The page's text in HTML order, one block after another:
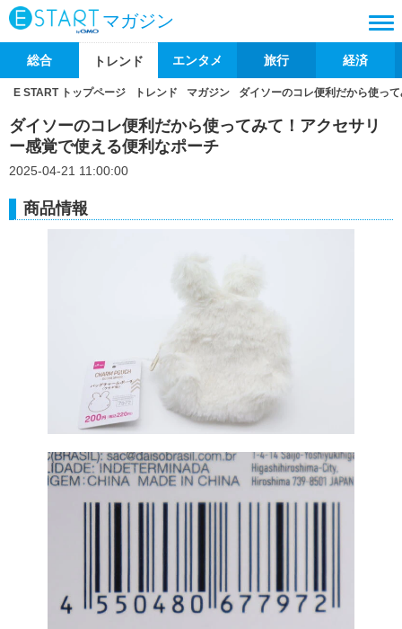
マガジン
総合 トレンド エンタメ 旅行 経済
E START トップページ トレンド マガジン ダイソーのコレ便利だから使っ
ダイソーのコレ便利だから使ってみて！アクセサリ
ー感覚で使える便利なポーチ
2025-04-21 11:00:00
商品情報